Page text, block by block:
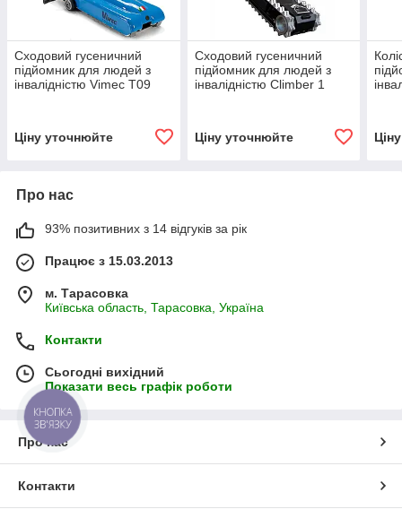
Сходовий гусеничний
підйомник для людей з
інвалідністю Vimec Т09
Ціну уточнюйте
Сходовий гусеничний
підйомник для людей з
інвалідністю Climber 1
Ціну уточнюйте
Про нас
93% позитивних з 14 відгуків за рік
Працює з 15.03.2013
м. Тарасовка
Київська область, Тарасовка, Україна
Контакти
Сьогодні вихідний
Показати весь графік роботи
Про нас
Контакти
КНОПКА
ЗВ'ЯЗКУ